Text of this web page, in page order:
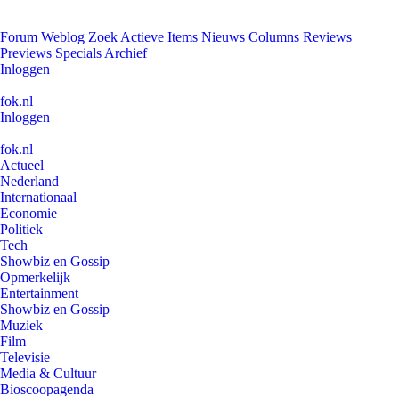
Forum Weblog Zoek Actieve Items Nieuws Columns Reviews
Previews Specials Archief
Inloggen
fok.nl
Inloggen
fok.nl
Actueel
Nederland
Internationaal
Economie
Politiek
Tech
Showbiz en Gossip
Opmerkelijk
Entertainment
Showbiz en Gossip
Muziek
Film
Televisie
Media & Cultuur
Bioscoopagenda